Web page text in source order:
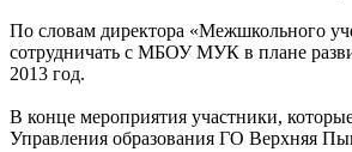
По словам директора «Межшкольного
сотрудничать с МБОУ МУК в плане
2013 год.
В конце мероприятия участники,
Управления образования ГО Верхняя